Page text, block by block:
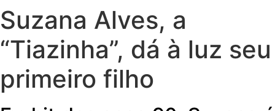
Suzana Alves, a
“Tiazinha”, dá à luz seu
primeiro filho